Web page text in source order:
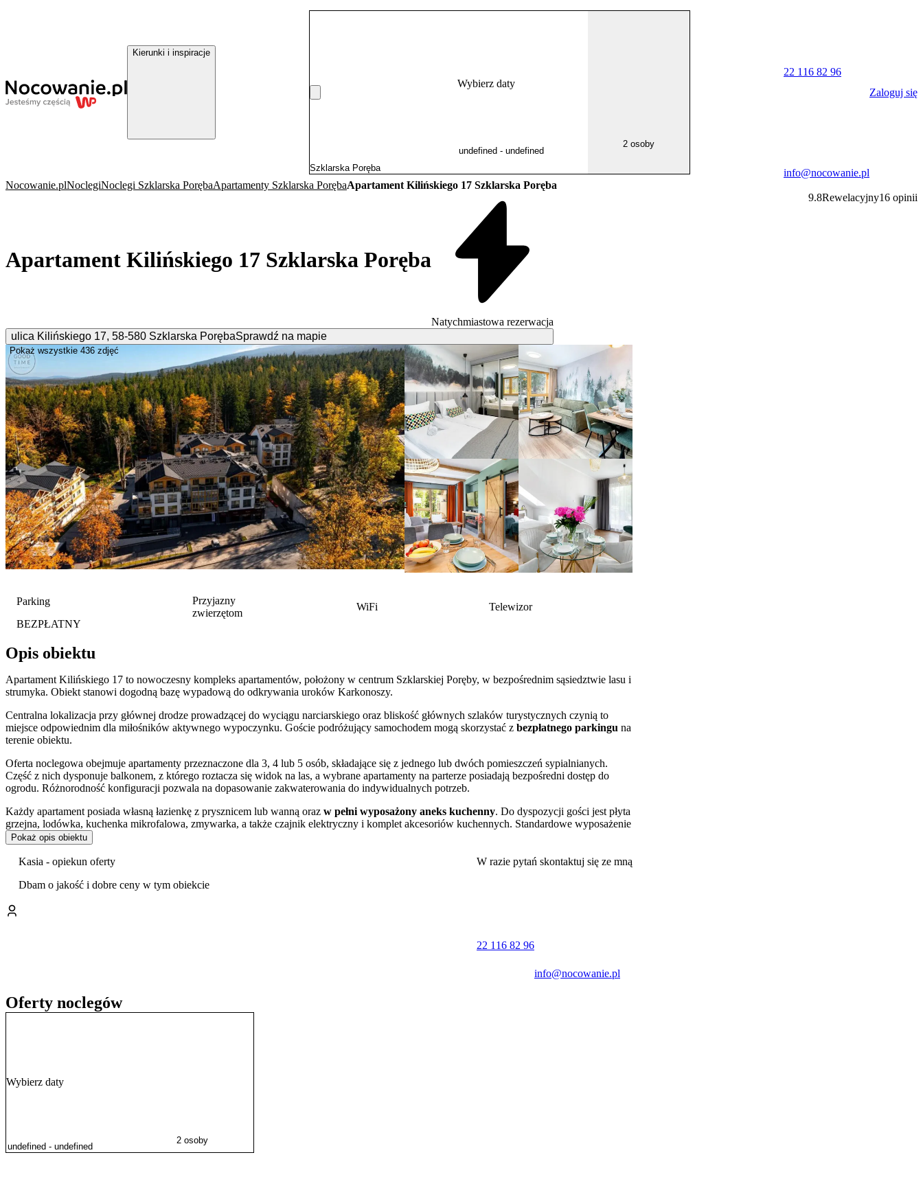
Kierunki i inspiracje
Wybierz daty
2 osoby
22 116 82 96
info@nocowanie.pl
Zaloguj się
Nocowanie.plNoclegiNoclegi Szklarska PorębaApartamenty Szklarska PorębaApartament Kilińskiego 17 Szklarska Poręba
Apartament Kilińskiego 17 Szklarska Poręba
Natychmiastowa rezerwacja
ulica Kilińskiego 17, 58-580 Szklarska PorębaSprawdź na mapie
9.8Rewelacyjny16 opinii
Pokaż wszystkie 436 zdjęć
Parking
BEZPŁATNY
Przyjazny
zwierzętom
WiFi Telewizor
Opis obiektu
Apartament Kilińskiego 17 to nowoczesny kompleks apartamentów, położony w centrum Szklarskiej Poręby, w bezpośrednim sąsiedztwie lasu i
strumyka. Obiekt stanowi dogodną bazę wypadową do odkrywania uroków Karkonoszy.
Centralna lokalizacja przy głównej drodze prowadzącej do wyciągu narciarskiego oraz bliskość głównych szlaków turystycznych czynią to
miejsce odpowiednim dla miłośników aktywnego wypoczynku. Goście podróżujący samochodem mogą skorzystać z bezpłatnego parkingu na
terenie obiektu.
Oferta noclegowa obejmuje apartamenty przeznaczone dla 3, 4 lub 5 osób, składające się z jednego lub dwóch pomieszczeń sypialnianych.
Część z nich dysponuje balkonem, z którego roztacza się widok na las, a wybrane apartamenty na parterze posiadają bezpośredni dostęp do
ogrodu. Różnorodność konfiguracji pozwala na dopasowanie zakwaterowania do indywidualnych potrzeb.
Każdy apartament posiada własną łazienkę z prysznicem lub wanną oraz w pełni wyposażony aneks kuchenny. Do dyspozycji gości jest płyta
grzejna, lodówka, kuchenka mikrofalowa, zmywarka, a także czajnik elektryczny i komplet akcesoriów kuchennych. Standardowe wyposażenie
obejmuje również telewizor z płaskim ekranem,
Obiekt jest przystosowany do potrzeb osób z ograniczoną mobilnością i dysponuje
, która ułatwia dostęp do apartamentów na wyższych
W najbliższej okolicy znajdują się liczne atrakcje turystyczne Karkonoszy. W niewielkiej odległości od obiektu zlokalizowane są malownicze
widokowy znany jako Zakręt Śmierci. Dla rodzin z dziećmi interesującą propozycją może być wizyta w Rodzinnym Parku Rozrywki
specjalizująca się w daniach kuchni włoskiej. Obiekt akceptuje pobyt ze zwierzętami, a płatności
Pokaż opis obiektu
Kasia - opiekun oferty
Dbam o jakość i dobre ceny w tym obiekcie
W razie pytań skontaktuj się ze mną
22 116 82 96
info@nocowanie.pl
Oferty noclegów
Wybierz daty
2 osoby